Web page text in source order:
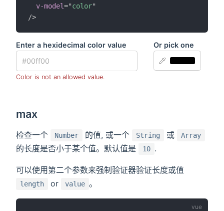
v-model="color"
/>
Enter a hexidecimal color value
Color is not an allowed value.
Or pick one
max
检查一个 Number 的值, 或一个 String 或 Array
的长度是否小于某个值。默认值是 10 .
可以使用第二个参数来强制验证器验证长度或值
length or value 。